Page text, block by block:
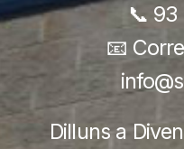
📞
📧
Dilluns a